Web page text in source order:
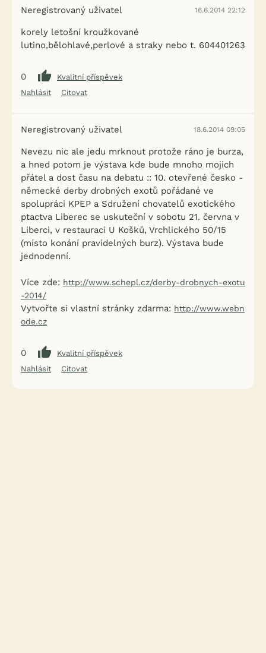
Neregistrovaný uživatel 16.6.2014 22:12
korely letošní kroužkované
lutino,bělohlavé,perlové a straky nebo t. 604401263
0
Kvalitní příspěvek
Nahlásit
Citovat
Neregistrovaný uživatel 18.6.2014 09:05
Nevezu nic ale jedu mrknout protože ráno je burza,
a hned potom je výstava kde bude mnoho mojich
přátel a dost času na debatu :: 10. otevřené česko -
německé derby drobných exotů pořádané ve
spolupráci KPEP a Sdružení chovatelů exotického
ptactva Liberec se uskuteční v sobotu 21. června v
Liberci, v restauraci U Košků, Vrchlického 50/15
(místo konání pravidelných burz). Výstava bude
jednodenní.
Více zde: http://www.schepl.cz/derby-drobnych-exotu
-2014/
Vytvořte si vlastní stránky zdarma: http://www.webn
ode.cz
0
Kvalitní příspěvek
Nahlásit
Citovat